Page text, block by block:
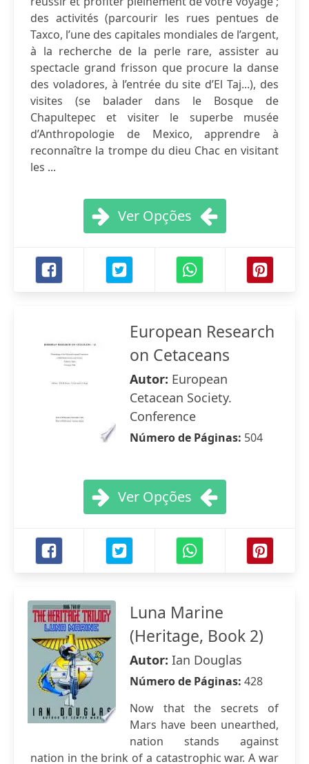
des activités (parcourir les rues pentues de
Taxco, l’une des capitales mondiales de l’argent,
à la recherche de la perle rare, assister au
spectacle grand frisson que procure la danse
des voladores, à l’entrée du site d’El Taj...), des
visites (se balader dans le Bosque de
Chapultepec et visiter le superbe musée
d’Anthropologie de Mexico, apprendre à
reconnaître la trompe du dieu Chac en visitant
les ...
Ver Opções
European Research
on Cetaceans
Autor: European
Cetacean Society.
Conference
Número de Páginas: 504
Ver Opções
Luna Marine
(Heritage, Book 2)
Autor: Ian Douglas
Número de Páginas: 428
Now that the secrets of
Mars have been unearthed,
nation stands against
nation in the brink of a catastrophic war. A war